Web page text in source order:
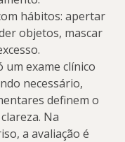
hábitos: apertar
objetos, mascar
um exame clínico
necessário,
definem o
Na
a avaliação é